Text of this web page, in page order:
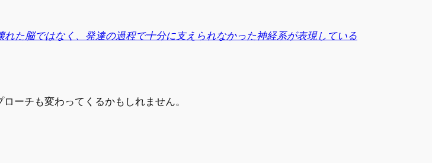
れた脳ではなく、発達の過程で十分に支えられなかった神経系が表現している
ーチも変わってくるかもしれません。